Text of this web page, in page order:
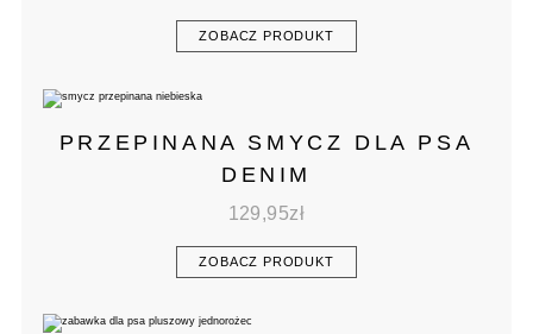
ZOBACZ PRODUKT
PRZEPINANA SMYCZ DLA PSA
DENIM
129,95zł
ZOBACZ PRODUKT